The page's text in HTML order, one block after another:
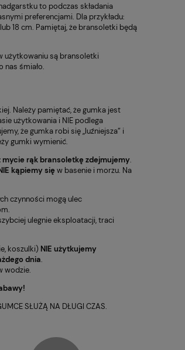
to podczas składania
preferencjami. Dla przykładu:
18 cm. Pamiętaj, że bransoletki będą
użytkowaniu są bransoletki
nas śmiało.
Należy pamiętać, że gumka jest
użytkowania i NIE podlega
że gumka robi się „luźniejsza” i
gumki wymienić.
rąk bransoletkę zdejmujemy.
kąpiemy sięw basenie i morzu. Na
czynności mogą ulec
ulegnie eksploatacji, traci
koszulki) NIE użytkujemy
dnia.
wodzie.
SŁUŻĄ NA DŁUGI CZAS.